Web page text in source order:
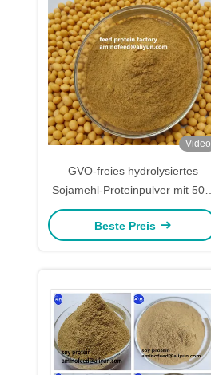
Video
GVO-freies hydrolysiertes
Sojamehl-Proteinpulver mit 50%
Protein, hellgelbes Pulver als
Fischmehlersatz
Beste Preis